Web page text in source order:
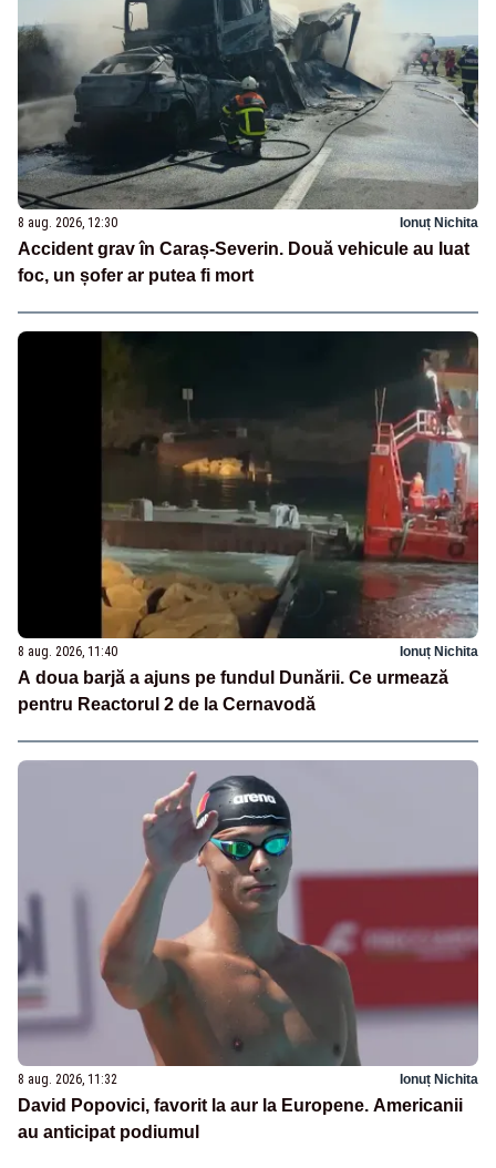
8 aug. 2026, 12:30 Ionuț Nichita
Accident grav în Caraș-Severin. Două vehicule au luat
foc, un șofer ar putea fi mort
8 aug. 2026, 11:40 Ionuț Nichita
A doua barjă a ajuns pe fundul Dunării. Ce urmează
pentru Reactorul 2 de la Cernavodă
8 aug. 2026, 11:32 Ionuț Nichita
David Popovici, favorit la aur la Europene. Americanii
au anticipat podiumul